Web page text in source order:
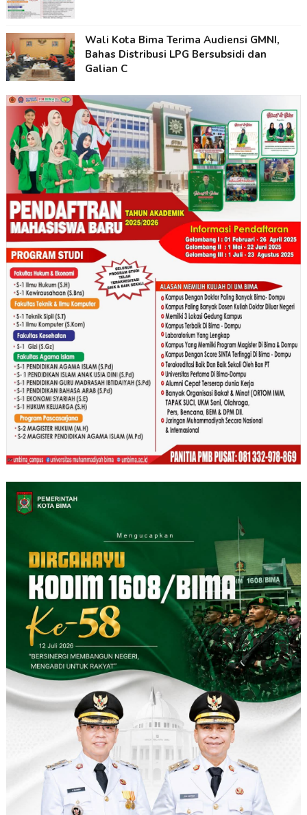
Wali Kota Bima Terima Audiensi GMNI,
Bahas Distribusi LPG Bersubsidi dan
Galian C